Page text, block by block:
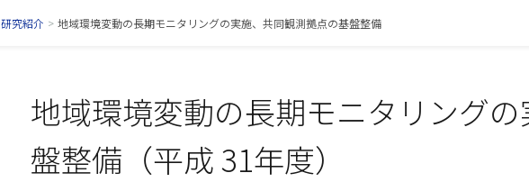
研究紹介 > 地域環境変動の長期モニタリングの実施、共同観測拠点の基盤整備
地域環境変動の長期モニタリング
盤整備（平成 31年度）